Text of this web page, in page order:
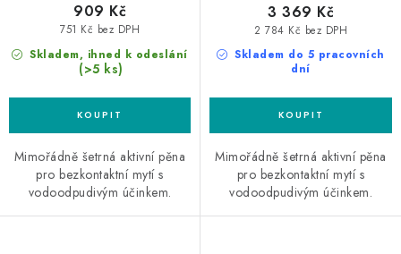
Skladem, ihned k odeslání
(>5 ks)
751 Kč bez DPH
909 Kč
Mimořádně šetrná aktivní pěna
pro bezkontaktní mytí s
vodoodpudivým účinkem.
Skladem do 5 pracovních
dní
2 784 Kč bez DPH
3 369 Kč
Mimořádně šetrná aktivní pěna
pro bezkontaktní mytí s
vodoodpudivým účinkem.